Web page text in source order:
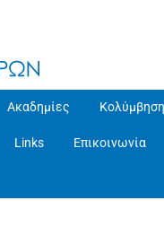
Ακαδημίες
Links Επικοινωνία